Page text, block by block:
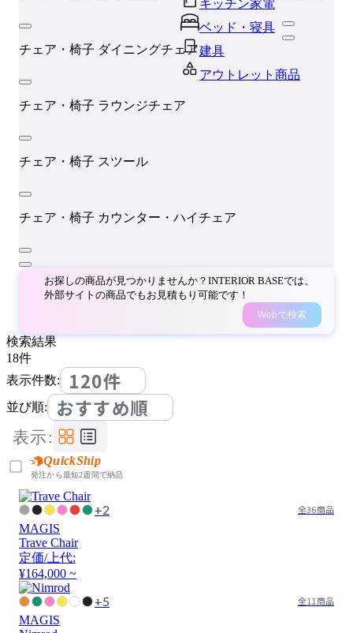
キッチン家電
ベッド・寝具
建具
アウトレット商品
チェア・椅子 ダイニングチェア
チェア・椅子 ラウンジチェア
チェア・椅子 スツール
チェア・椅子 カウンター・ハイチェア
お探しの商品が見つかりませんか？INTERIOR BASEでは、
外部サイトの商品でもお見積もり可能です！
Webで検索
検索結果
18件
表示件数:
120件
並び順: おすすめ順
表示:
QuickShip
発注から最短2週間で納品
+2 全36商品
MAGIS
Trave Chair
定価/上代:
¥164,000 ~
+5 全11商品
MAGIS